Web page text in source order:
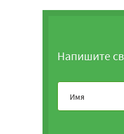
Напишите